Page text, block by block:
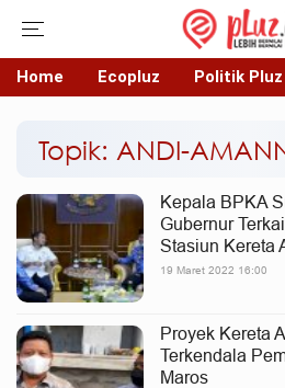
Home Ecopluz Politik Pluz
Topik: ANDI-
Kepala BPKA
Gubernur
Stasiun Kereta
19 Maret 2022 16:00
Proyek Kereta
Terkendala
Maros